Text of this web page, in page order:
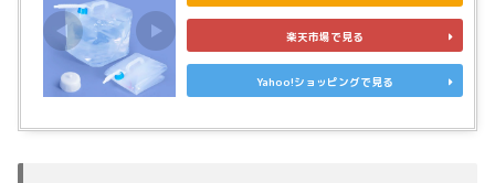
楽天市場で見る
Yahoo!ショッピングで見る